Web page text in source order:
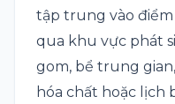
tập trung vào
qua khu vực phát
gom, bể trung
hóa chất hoặc lịch